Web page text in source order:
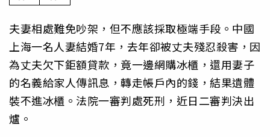
夫妻相處難免吵架，但不應該採取極端手段。中國
上海一名人妻結婚7年，去年卻被丈夫殘忍殺害，因
為丈夫欠下鉅額貸款，竟一邊網購冰櫃，還用妻子
的名義給家人傳訊息，轉走帳戶內的錢，結果遺體
裝不進冰櫃。法院一審判處死刑，近日二審判決出
爐。